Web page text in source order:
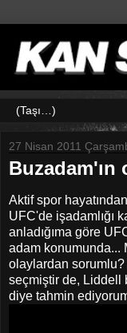
27 Nisan 2011
Aktif spor
UFC'de işadamlığı
anladığıma göre
adam konumunda...
olaylardan
seçmiştir de, Liddell
diye tahmin